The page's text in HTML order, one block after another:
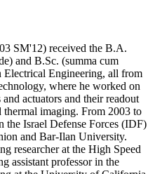
SM'12) received the B.A.
and B.Sc. (summa cum
Electrical Engineering, all from
where he worked on
actuators and their readout
imaging. From 2003 to
the Israel Defense Forces (IDF)
and Bar-Ilan University.
researcher at the High Speed
assistant professor in the